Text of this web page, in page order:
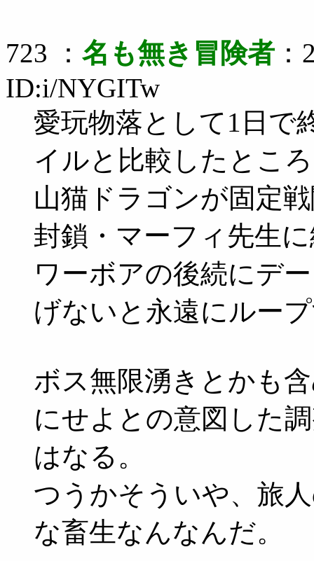
723 ： 名も無き冒険者
ID:i/NYGITw
愛玩物落として1日で
イルと比較したとこ
山猫ドラゴンが固定
封鎖・マーフィ先生
ワーボアの後続にデ
げないと永遠にルー
ボス無限湧きとかも
にせよとの意図した
はなる。
つうかそういや、旅
な畜生なんなんだ。